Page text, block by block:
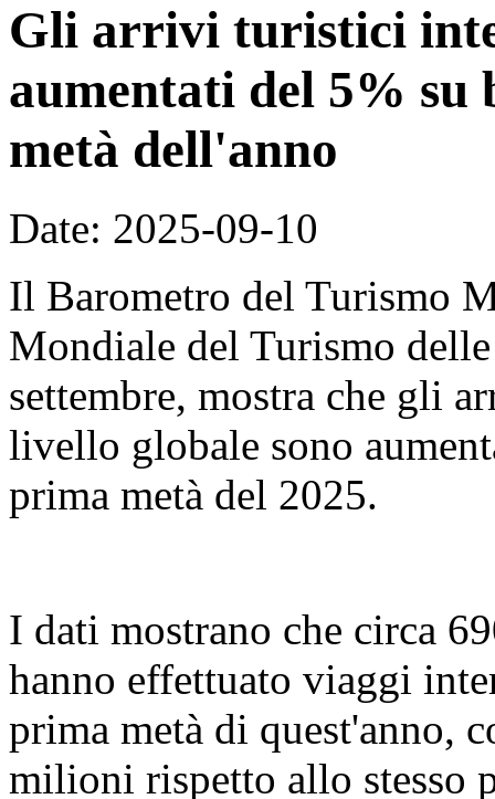
Gli arrivi turistici
aumentati del 5% su
metà dell'anno
Date: 2025-09-10
Il Barometro del Turismo
Mondiale del Turismo
settembre, mostra che gli
livello globale sono
prima metà del 2025.
I dati mostrano che circa
hanno effettuato viaggi
prima metà di quest'anno,
milioni rispetto allo stesso